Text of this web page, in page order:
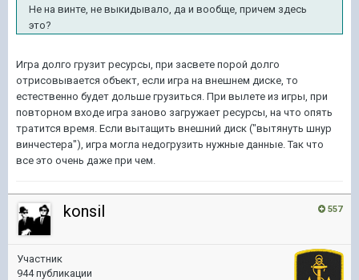
Не на винте, не выкидывало, да и вообще, причем здесь
это?
Игра долго грузит ресурсы, при засвете порой долго
отрисовывается объект, если игра на внешнем диске, то
естественно будет дольше грузиться. При вылете из игры, при
повторном входе игра заново загружает ресурсы, на что опять
тратится время. Если вытащить внешний диск ("вытянуть шнур
винчестера"), игра могла недогрузить нужные данные. Так что
все это очень даже при чем.
557
konsil
Участник
944 публикации